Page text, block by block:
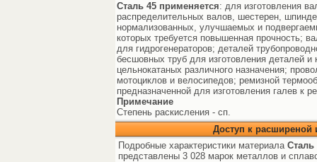
Сталь 45 применяется: для изготовления
распределительных валов, шестерен,
нормализованных, улучшаемых и
которых требуется повышенная прочность;
для гидрогенераторов; деталей
бесшовных труб для изготовления деталей и
цельнокатаных различного назначения;
мотоциклов и велосипедов; ремизной
предназначенной для изготовления галев к
Примечание
Степень раскисления - сп.
Доступ к
Подробные характеристики материала Сталь
представлены 3 028 марок металлов и